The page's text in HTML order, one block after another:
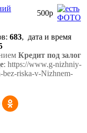
500р
: 683, дата и время
Кредит под залог
: https://www.g-nizhniy-
riska-v-Nizhnem-